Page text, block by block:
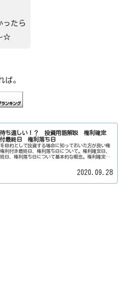
ったら
☆
ば。
ち遠しい！？ 投資用語解説 権利確定
最終日 権利落ち日
目的として投資する場合に知っておいた方が良い権
利付き最終日、権利落ち日について。権利確定日、
日、権利落ち日について基本的な概念。権利確定
2020.09.28